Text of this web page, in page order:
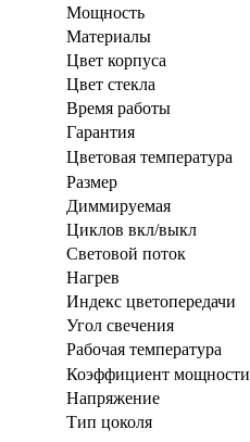
Мощность
Материалы
Цвет корпуса
Цвет стекла
Время работы
Гарантия
Цветовая температура
Размер
Диммируемая
Циклов вкл/выкл
Световой поток
Нагрев
Индекс цветопередачи
Угол свечения
Рабочая температура
Коэффициент мощности
Напряжение
Тип цоколя